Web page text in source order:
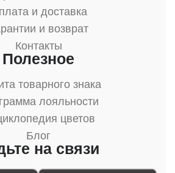
и доставка
и возврат
Контакты
Полезное
товарного знака
лояльности
цветов
Блог
на связи